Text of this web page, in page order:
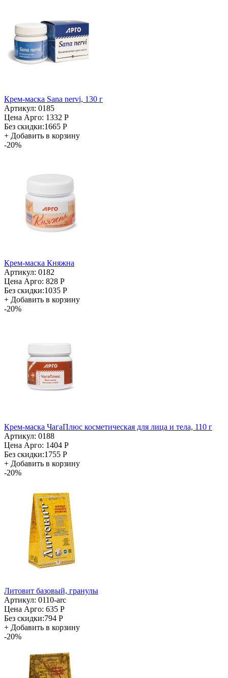
Крем-маска Sana nervi, 130 г
Артикул: 0185
Цена Арго: 1332 Р
Без скидки:1665 Р
+ Добавить в корзину
-20%
Крем-маска Княжна
Артикул: 0182
Цена Арго: 828 Р
Без скидки:1035 Р
+ Добавить в корзину
-20%
Крем-маска ЧагаПлюс косметическая для лица и тела, 110 г
Артикул: 0188
Цена Арго: 1404 Р
Без скидки:1755 Р
+ Добавить в корзину
-20%
Литовит базовый, гранулы
Артикул: 0110-arc
Цена Арго: 635 Р
Без скидки:794 Р
+ Добавить в корзину
-20%